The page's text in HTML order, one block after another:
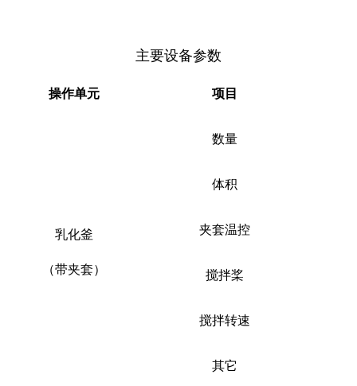
主要设备参数
操作单元 项目
乳化釜
（带夹套）
数量
体积
夹套温控
搅拌桨
搅拌转速
其它